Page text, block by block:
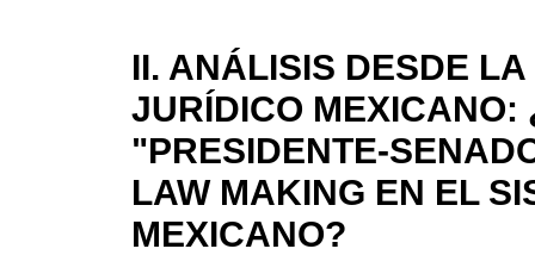
II. ANÁLISIS DESDE
JURÍDICO MEXICANO:
"PRESIDENTE-
LAW MAKING EN EL
MEXICANO?